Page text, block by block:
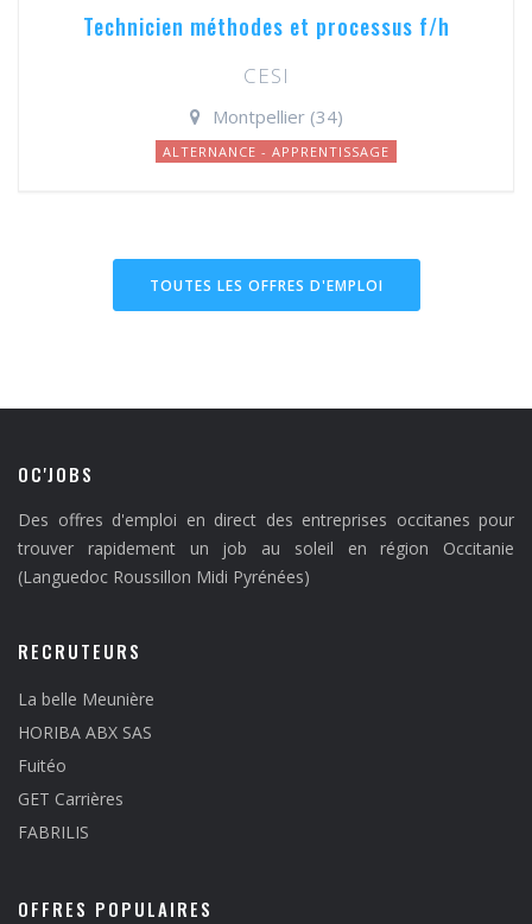
Technicien méthodes et processus f/h
CESI
Montpellier (34)
ALTERNANCE - APPRENTISSAGE
TOUTES LES OFFRES D'EMPLOI
OC'JOBS
Des offres d'emploi en direct des entreprises occitanes pour
trouver rapidement un job au soleil en région Occitanie
(Languedoc Roussillon Midi Pyrénées)
RECRUTEURS
La belle Meunière
HORIBA ABX SAS
Fuitéo
GET Carrières
FABRILIS
OFFRES POPULAIRES